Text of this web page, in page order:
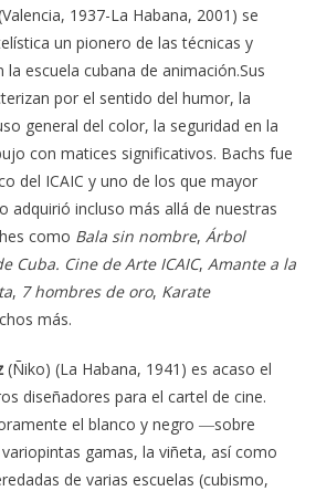
1937-La Habana, 2001) se
un pionero de las técnicas y
escuela cubana de animación.Sus
por el sentido del humor, la
general del color, la seguridad en la
con matices significativos. Bachs fue
del ICAIC y uno de los que mayor
adquirió incluso más allá de nuestras
como Bala sin nombre, Árbol
Cuba. Cine de Arte ICAIC, Amante a la
, 7 hombres de oro, Karate
más.
(Ñiko) (La Habana, 1941) es acaso el
diseñadores para el cartel de cine.
el blanco y negro ―sobre
gamas, la viñeta, así como
de varias escuelas (cubismo,